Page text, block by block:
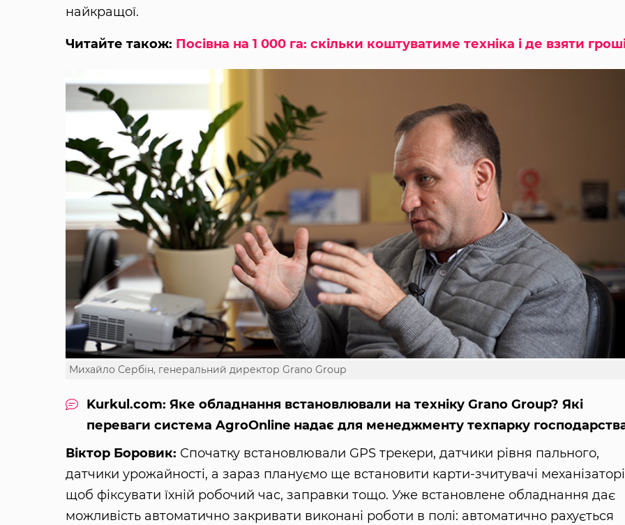
найкращої.
Читайте також: Посівна на 1 000 га: скільки коштуватиме техніка і де взяти
Михайло Сербін, генеральний директор Grano Group
Kurkul.com: Яке обладнання встановлювали на техніку Grano Group? Які
переваги система AgroОnline надає для менеджменту техпарку
Віктор Боровик: Спочатку встановлювали GPS трекери, датчики рівня пального,
датчики урожайності, а зараз плануємо ще встановити карти-зчитувачі
щоб фіксувати їхній робочий час, заправки тощо. Уже встановлене обладнання дає
можливість автоматично закривати виконані роботи в полі: автоматично рахується